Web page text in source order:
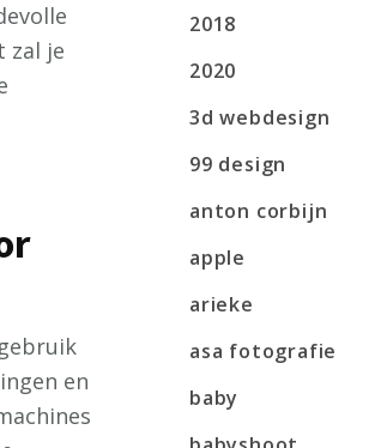
zal je
en
2018
2020
3d webdesign
99 design
anton corbijn
apple
arieke
asa fotografie
baby